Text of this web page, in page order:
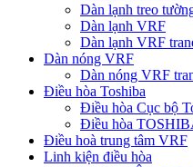
Dàn lạnh treo
Dàn lạnh VRF
Dàn lạnh VRF
Dàn nóng VRF
Dàn nóng VRF
Điều hòa Toshiba
Điều hòa Cục bộ
Điều hòa
Điều hoà trung tâm VRF
Linh kiện điều hòa